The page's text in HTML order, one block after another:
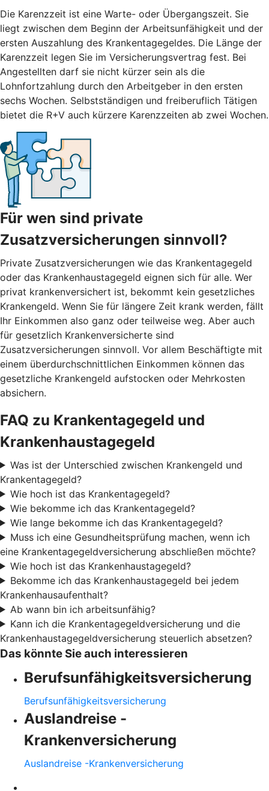
Die Karenzzeit ist eine Warte- oder Übergangszeit. Sie
liegt zwischen dem Beginn der Arbeitsunfähigkeit und der
ersten Auszahlung des Krankentagegeldes. Die Länge der
Karenzzeit legen Sie im Versicherungsvertrag fest. Bei
Angestellten darf sie nicht kürzer sein als die
Lohnfortzahlung durch den Arbeitgeber in den ersten
sechs Wochen. Selbstständigen und freiberuflich Tätigen
bietet die R+V auch kürzere Karenzzeiten ab zwei Wochen.
Für wen sind private
Zusatzversicherungen sinnvoll?
Private Zusatzversicherungen wie das Krankentagegeld
oder das Krankenhaustagegeld eignen sich für alle. Wer
privat krankenversichert ist, bekommt kein gesetzliches
Krankengeld. Wenn Sie für längere Zeit krank werden, fällt
Ihr Einkommen also ganz oder teilweise weg. Aber auch
für gesetzlich Krankenversicherte sind
Zusatzversicherungen sinnvoll. Vor allem Beschäftigte mit
einem überdurchschnittlichen Einkommen können das
gesetzliche Krankengeld aufstocken oder Mehrkosten
absichern.
FAQ zu Krankentagegeld und
Krankenhaustagegeld
Was ist der Unterschied zwischen Krankengeld und
Krankentagegeld?
Wie hoch ist das Krankentagegeld?
Wie bekomme ich das Krankentagegeld?
Wie lange bekomme ich das Krankentagegeld?
Muss ich eine Gesundheitsprüfung machen, wenn ich
eine Krankentagegeldversicherung abschließen möchte?
Wie hoch ist das Krankenhaustagegeld?
Bekomme ich das Krankenhaustagegeld bei jedem
Krankenhausaufenthalt?
Ab wann bin ich arbeitsunfähig?
Kann ich die Krankentagegeldversicherung und die
Krankenhaustagegeldversicherung steuerlich absetzen?
Das könnte Sie auch interessieren
Berufsunfähigkeitsversicherung
Berufsunfähigkeitsversicherung
Auslandreise -
Krankenversicherung
Auslandreise -Krankenversicherung